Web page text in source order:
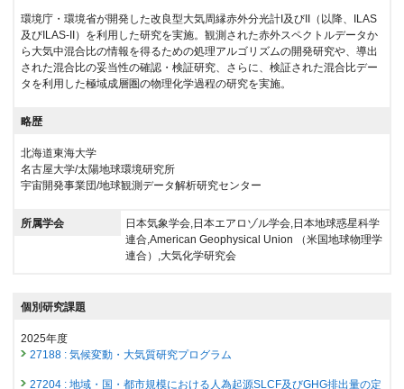
環境庁・環境省が開発した改良型大気周縁赤外分光計I及びII（以降、ILAS
及びILAS-II）を利用した研究を実施。観測された赤外スペクトルデータか
ら大気中混合比の情報を得るための処理アルゴリズムの開発研究や、導出
された混合比の妥当性の確認・検証研究、さらに、検証された混合比デー
タを利用した極域成層圏の物理化学過程の研究を実施。
略歴
北海道東海大学
名古屋大学/太陽地球環境研究所
宇宙開発事業団/地球観測データ解析研究センター
所属学会
日本気象学会,日本エアロゾル学会,日本地球惑星科学
連合,American Geophysical Union （米国地球物理学
連合）,大気化学研究会
個別研究課題
2025年度
27188 : 気候変動・大気質研究プログラム
27204 : 地域・国・都市規模における人為起源SLCF及びGHG排出量の定